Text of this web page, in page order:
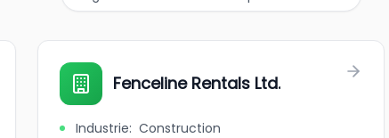
Fenceline Rentals Ltd.
Industrie: Construction